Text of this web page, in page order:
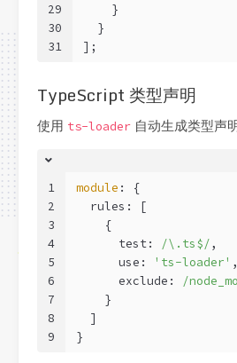
29
30
31
    }
  }
];
TypeScript 类型声明
使用 ts-loader 自动生成类型声
1
2
3
4
5
6
7
8
9
module : {
  rules: [
    {
      test:
/\.ts$/,
      use:
'ts-loader' ,
      exclude:
/
    }
  ]
}